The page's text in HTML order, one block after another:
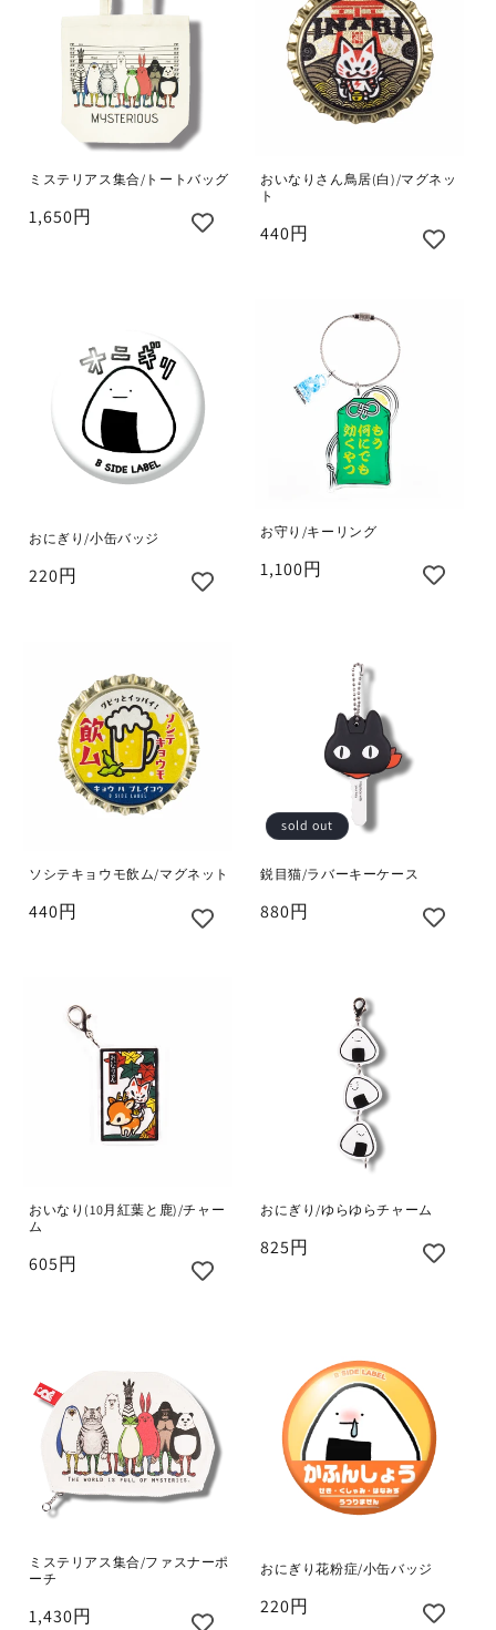
ミステリアス集合/トートバッグ
1,650円
おいなりさん鳥居(白)/マグネッ
ト
440円
おにぎり/小缶バッジ
220円
お守り/キーリング
1,100円
ソシテキョウモ飲ム/マグネット
440円
sold out
鋭目猫/ラバーキーケース
880円
おいなり(10月紅葉と鹿)/チャー
ム
605円
おにぎり/ゆらゆらチャーム
825円
ミステリアス集合/ファスナーポ
ーチ
1,430円
おにぎり花粉症/小缶バッジ
220円